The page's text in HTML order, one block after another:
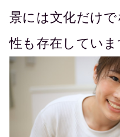
景には文化だけ
性も存在していま